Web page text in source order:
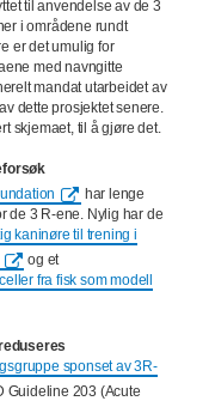
til anvendelse av de 3
i områdene rundt
er det umulig for
med navngitte
mandat utarbeidet av
dette prosjektet senere.
skjemaet, til å gjøre det.
har lenge
de 3 R-ene. Nylig har de
kaninøre til trening i
og et
fra fisk som modell
sponset av 3R-
Guideline 203 (Acute